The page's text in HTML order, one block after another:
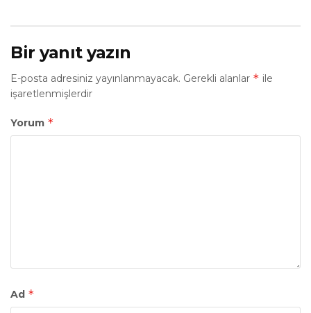
Bir yanıt yazın
E-posta adresiniz yayınlanmayacak. Gerekli alanlar * ile
işaretlenmişlerdir
Yorum *
Ad *